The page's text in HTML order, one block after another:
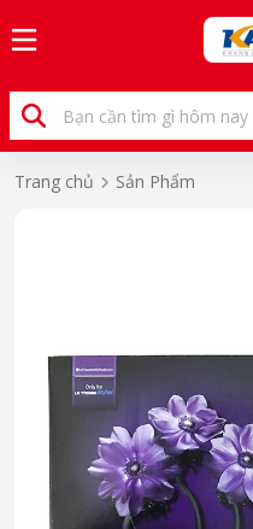
Trang chủ Sản Phẩm